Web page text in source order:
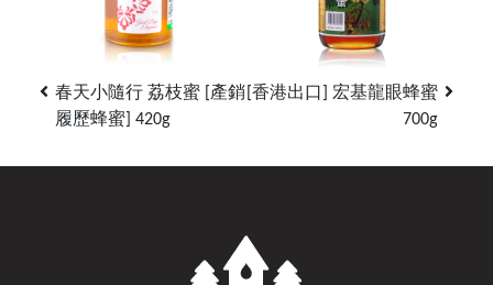
春天小隨行 荔枝蜜 [產銷
履歷蜂蜜] 420g
[香港出口] 宏基龍眼蜂蜜
700g